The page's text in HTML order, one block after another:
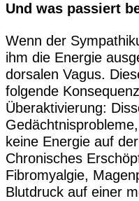
Und was passiert
Wenn der
ihm die Energie
dorsalen Vagus.
folgende
Überaktivierung:
keine Energie auf
Chronisches
Fibromyalgie,
Blutdruck auf einer